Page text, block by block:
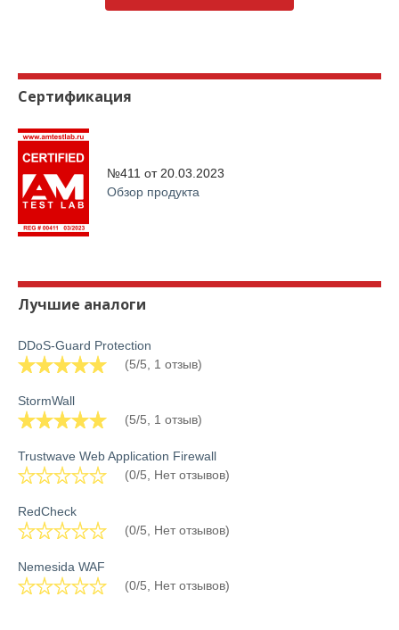
Сертификация
№411 от 20.03.2023
Обзор продукта
Лучшие аналоги
DDoS-Guard Protection
(5/5, 1 отзыв)
StormWall
(5/5, 1 отзыв)
Trustwave Web Application Firewall
(0/5, Нет отзывов)
RedCheck
(0/5, Нет отзывов)
Nemesida WAF
(0/5, Нет отзывов)